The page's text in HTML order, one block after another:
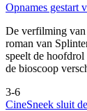
Opnames gestart
De verfilming van
roman van
speelt de
de bioscoop
3-6
CineSneek sluit